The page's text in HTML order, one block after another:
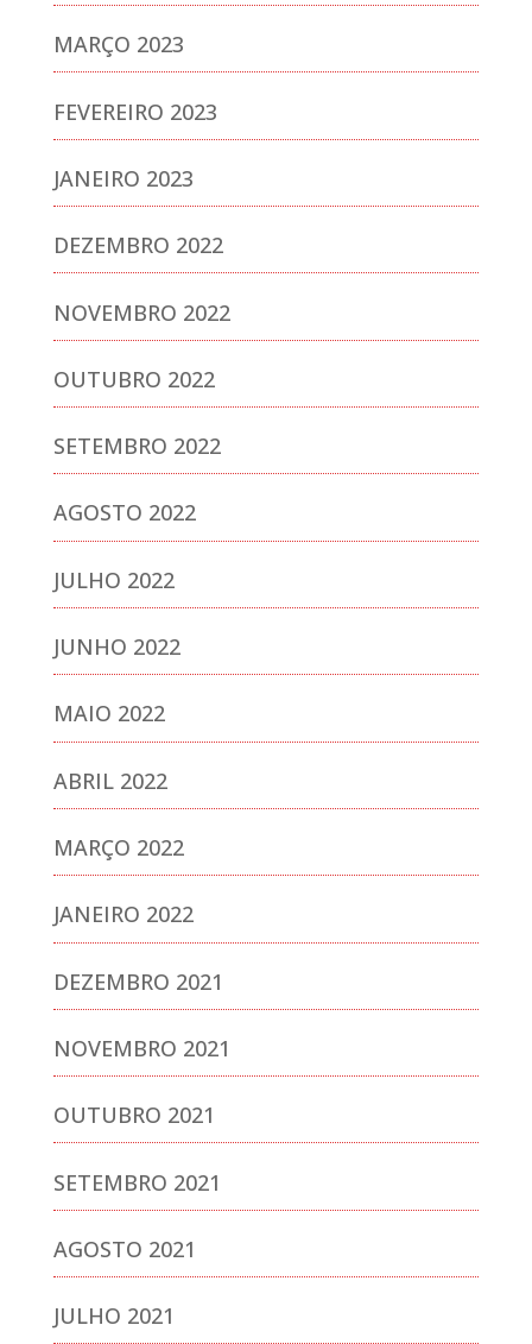
MARÇO 2023
FEVEREIRO 2023
JANEIRO 2023
DEZEMBRO 2022
NOVEMBRO 2022
OUTUBRO 2022
SETEMBRO 2022
AGOSTO 2022
JULHO 2022
JUNHO 2022
MAIO 2022
ABRIL 2022
MARÇO 2022
JANEIRO 2022
DEZEMBRO 2021
NOVEMBRO 2021
OUTUBRO 2021
SETEMBRO 2021
AGOSTO 2021
JULHO 2021